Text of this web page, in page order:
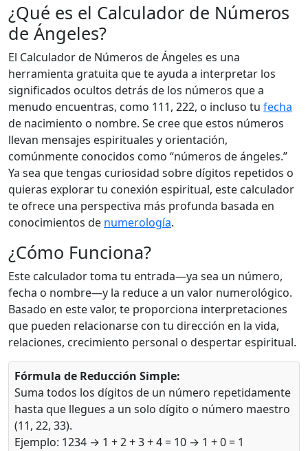
¿Qué es el Calculador de Números
de Ángeles?
El Calculador de Números de Ángeles es una
herramienta gratuita que te ayuda a interpretar los
significados ocultos detrás de los números que a
menudo encuentras, como 111, 222, o incluso tu fecha
de nacimiento o nombre. Se cree que estos números
llevan mensajes espirituales y orientación,
comúnmente conocidos como “números de ángeles.”
Ya sea que tengas curiosidad sobre dígitos repetidos o
quieras explorar tu conexión espiritual, este calculador
te ofrece una perspectiva más profunda basada en
conocimientos de numerología.
¿Cómo Funciona?
Este calculador toma tu entrada—ya sea un número,
fecha o nombre—y la reduce a un valor numerológico.
Basado en este valor, te proporciona interpretaciones
que pueden relacionarse con tu dirección en la vida,
relaciones, crecimiento personal o despertar espiritual.
Fórmula de Reducción Simple:
Suma todos los dígitos de un número repetidamente
hasta que llegues a un solo dígito o número maestro
(11, 22, 33).
Ejemplo: 1234 → 1 + 2 + 3 + 4 = 10 → 1 + 0 = 1